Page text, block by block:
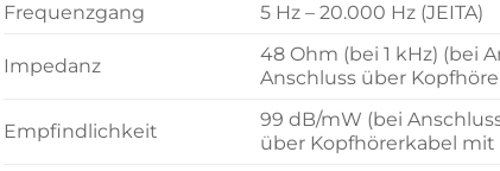
Frequenzgang
5 Hz – 20.000 Hz (JEITA)
Impedanz
48 Ohm (bei 1 kHz) (bei
Anschluss über
Empfindlichkeit
99 dB/mW (bei
über Kopfhörerkabel